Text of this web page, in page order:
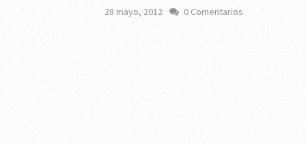
28 mayo, 2012 0 Comentarios